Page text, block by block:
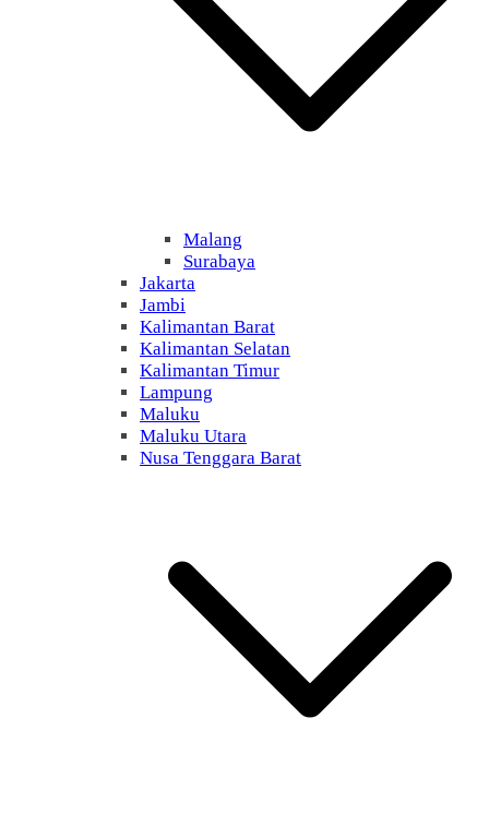
Malang
Surabaya
Jakarta
Jambi
Kalimantan Barat
Kalimantan Selatan
Kalimantan Timur
Lampung
Maluku
Maluku Utara
Nusa Tenggara Barat